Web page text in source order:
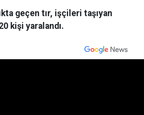
geçen tır, işçileri taşıyan
kişi yaralandı.